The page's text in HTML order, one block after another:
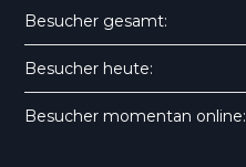
Besucher gesamt:
Besucher heute:
Besucher momentan online: